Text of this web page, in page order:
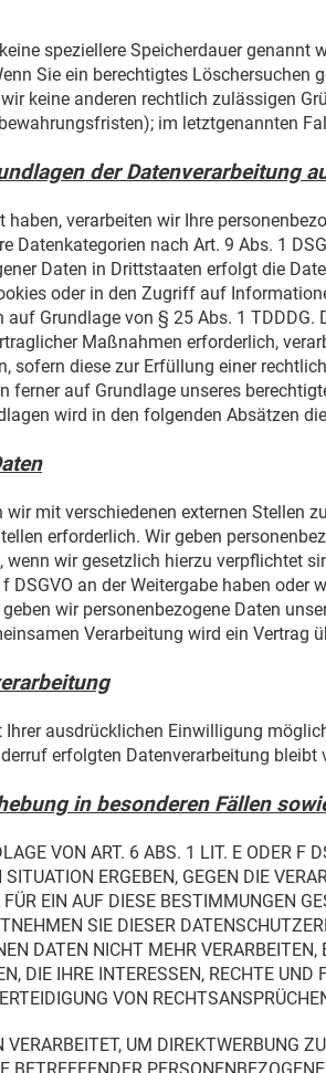
speziellere Speicherdauer genannt
Sie ein berechtigtes Löschersuchen
keine anderen rechtlich zulässigen
im letztgenannten
der Datenverarbeitung
verarbeiten wir Ihre
Datenkategorien nach Art. 9 Abs. 1
Daten in Drittstaaten erfolgt die
oder in den Zugriff auf
Grundlage von § 25 Abs. 1
Maßnahmen erforderlich,
sofern diese zur Erfüllung einer
ferner auf Grundlage unseres
wird in den folgenden Absätzen
mit verschiedenen externen Stellen
erforderlich. Wir geben
wir gesetzlich hierzu verpflichtet
DSGVO an der Weitergabe haben
wir personenbezogene Daten
Verarbeitung wird ein Vertrag
ausdrücklichen Einwilligung
erfolgten Datenverarbeitung bleibt
in besonderen Fällen
VON ART. 6 ABS. 1 LIT. E ODER F
ERGEBEN, GEGEN DIE
EIN AUF DIESE BESTIMMUNGEN
SIE DIESER
DATEN NICHT MEHR
DIE IHRE INTERESSEN, RECHTE
VON
UM DIREKTWERBUNG